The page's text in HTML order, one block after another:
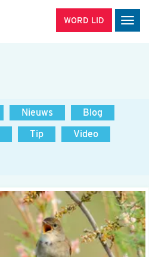
WORD LID
Nieuws
Blog
Tip
Video